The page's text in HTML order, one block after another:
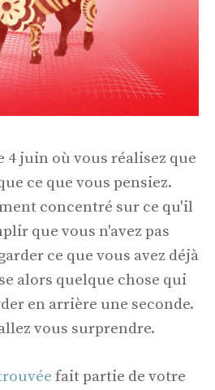
4 juin où vous réalisez que
ce que vous pensiez.
concentré sur ce qu'il
que vous n'avez pas
ce que vous avez déjà
alors quelque chose qui
en arrière une seconde.
vous surprendre.
fait partie de votre